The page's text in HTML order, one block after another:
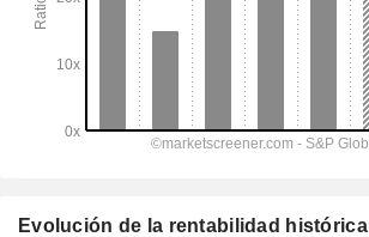
Evolución de la rentabilidad histórica